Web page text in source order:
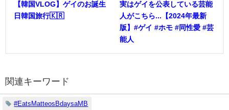
【韓国VLOG】ゲイのお誕生
日韓国旅行🇰🇷
実はゲイを公表している芸能
人がこちら...【2024年最新
版】#ゲイ #ホモ #同性愛 #芸
能人
関連キーワード
#EatsMatteosBdaysaMB